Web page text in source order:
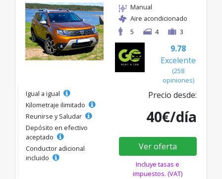
Manual
Aire acondicionado
5
4 3
9.78
Excelente
(258
opiniones)
Igual a igual
Kilometraje ilimitado
Reunirse y Saludar
Depósito en efectivo
aceptado
Conductor adicional
incluido
Precio desde:
40€/día
Ver oferta
Incluye tasas e
impuestos. (VAT)